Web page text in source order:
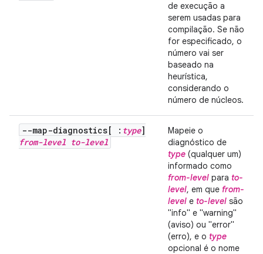
de execução a
serem usadas para
compilação. Se não
for especificado, o
número vai ser
baseado na
heurística,
considerando o
número de núcleos.
--map-diagnostics[ : type]
from-level to-level
Mapeie o
diagnóstico de
type (qualquer um)
informado como
from-level para to-
level, em que from-
level e to-level são
"info" e "warning"
(aviso) ou "error"
(erro), e o type
opcional é o nome